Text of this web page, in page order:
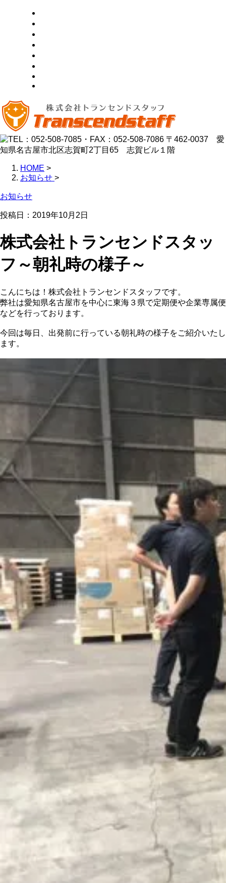
HOME >
お知らせ >
お知らせ
投稿日： 2019年10月2日
株式会社トランセンドスタッ
フ～朝礼時の様子～
こんにちは！株式会社トランセンドスタッフです。
弊社は愛知県名古屋市を中心に東海３県で定期便や企業専属便
などを行っております。
今回は毎日、出発前に行っている朝礼時の様子をご紹介いたし
ます。